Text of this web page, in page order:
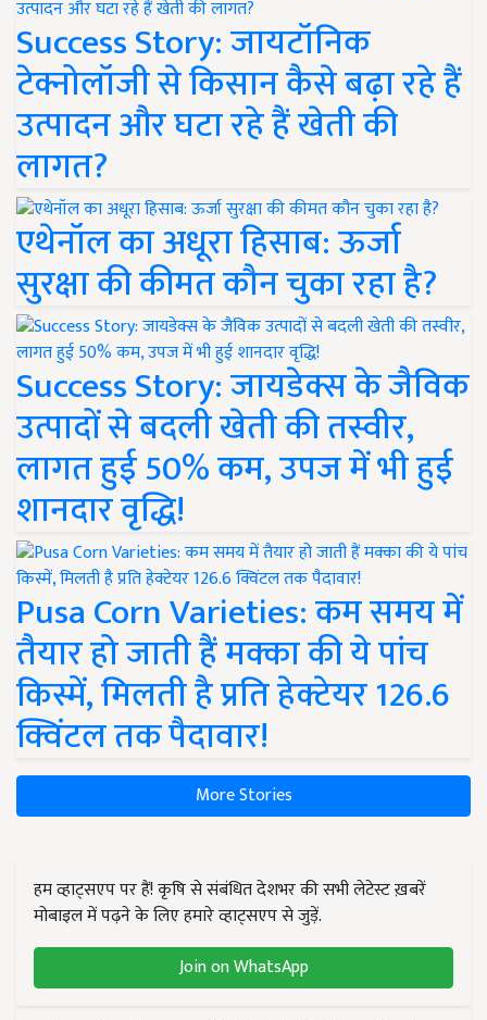
Success Story: जायटॉनिक
टेक्नोलॉजी से किसान कैसे बढ़ा रहे हैं
उत्पादन और घटा रहे हैं खेती की
लागत?
एथेनॉल का अधूरा हिसाब: ऊर्जा
सुरक्षा की कीमत कौन चुका रहा है?
Success Story: जायडेक्स के जैविक
उत्पादों से बदली खेती की तस्वीर,
लागत हुई 50% कम, उपज में भी हुई
शानदार वृद्धि!
Pusa Corn Varieties: कम समय में
तैयार हो जाती हैं मक्का की ये पांच
किस्में, मिलती है प्रति हेक्टेयर 126.6
क्विंटल तक पैदावार!
More Stories
हम व्हाट्सएप पर हैं! कृषि से संबंधित देशभर की सभी लेटेस्ट ख़बरें
मोबाइल में पढ़ने के लिए हमारे व्हाट्सएप से जुड़ें.
Join on WhatsApp